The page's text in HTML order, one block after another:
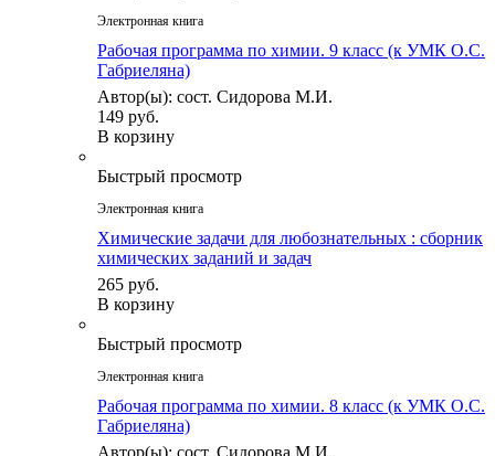
Электронная книга
Рабочая программа по химии. 9 класс (к УМК О.С.
Габриеляна)
Автор(ы): сост. Сидорова М.И.
149 руб.
В корзину
Быстрый просмотр
Электронная книга
Химические задачи для любознательных : сборник
химических заданий и задач
265 руб.
В корзину
Быстрый просмотр
Электронная книга
Рабочая программа по химии. 8 класс (к УМК О.С.
Габриеляна)